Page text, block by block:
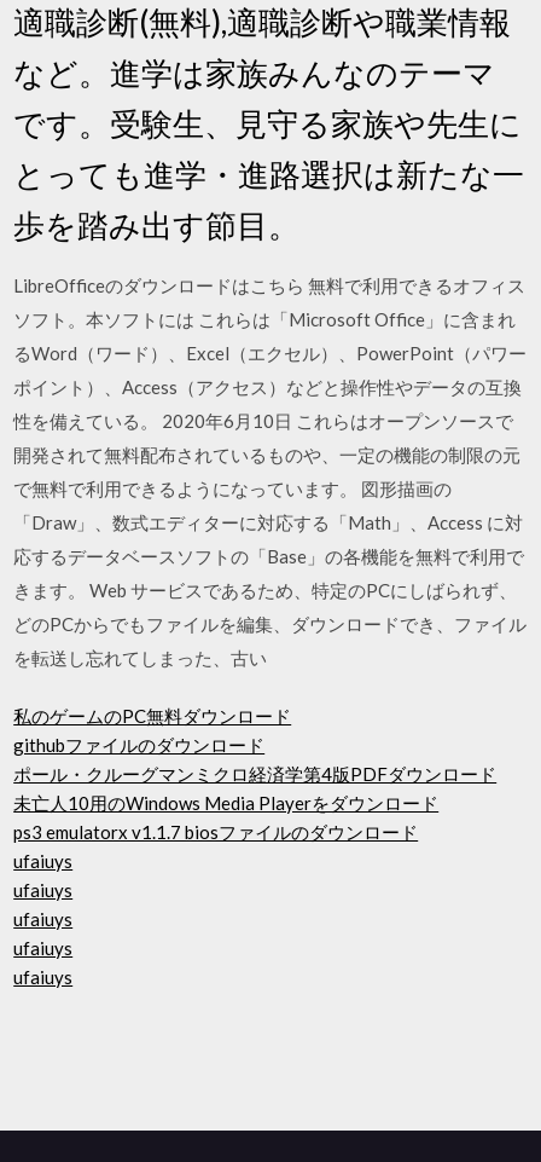
適職診断(無料),適職診断や職業情報
など。進学は家族みんなのテーマ
です。受験生、見守る家族や先生に
とっても進学・進路選択は新たな一
歩を踏み出す節目。
LibreOfficeのダウンロードはこちら 無料で利用できるオフィス
ソフト。本ソフトには これらは「Microsoft Office」に含まれ
るWord（ワード）、Excel（エクセル）、PowerPoint（パワー
ポイント）、Access（アクセス）などと操作性やデータの互換
性を備えている。 2020年6月10日 これらはオープンソースで
開発されて無料配布されているものや、一定の機能の制限の元
で無料で利用できるようになっています。 図形描画の
「Draw」、数式エディターに対応する「Math」、Access に対
応するデータベースソフトの「Base」の各機能を無料で利用で
きます。 Web サービスであるため、特定のPCにしばられず、
どのPCからでもファイルを編集、ダウンロードでき、ファイル
を転送し忘れてしまった、古い
私のゲームのPC無料ダウンロード
githubファイルのダウンロード
ポール・クルーグマンミクロ経済学第4版PDFダウンロード
未亡人10用のWindows Media Playerをダウンロード
ps3 emulatorx v1.1.7 biosファイルのダウンロード
ufaiuys
ufaiuys
ufaiuys
ufaiuys
ufaiuys